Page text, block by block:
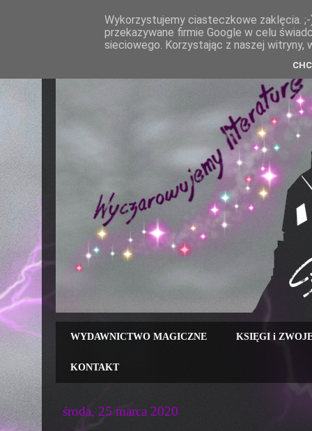
WYDAWNICTWO MAGICZNE KSIĘGI i
KONTAKT
środa, 25 marca 2020
Wykorzystujemy ciasteczkowe zaklęcia.
przekazywane firmie Google w celu
sieciowego. Korzystając z naszej witryny,